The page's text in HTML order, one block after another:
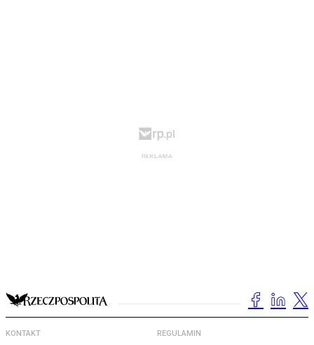
KONTAKT REGULAMIN